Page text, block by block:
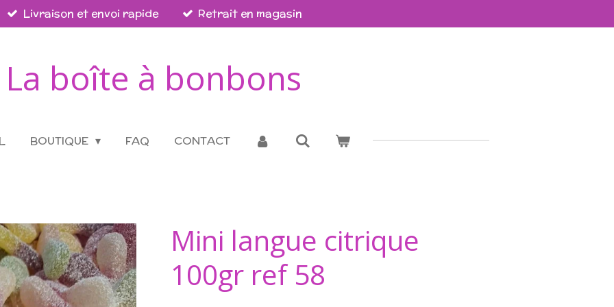
Livraison et envoi rapide Retrait en magasin
La boîte à bonbons
BOUTIQUE FAQ CONTACT
Mini langue citrique
100gr ref 58